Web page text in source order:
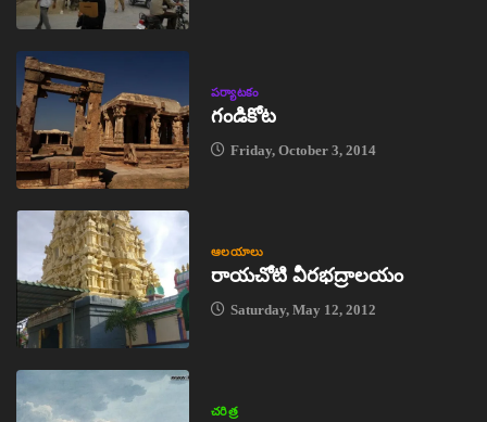
పర్యాటకం
గండికోట
Friday, October 3, 2014
ఆలయాలు
రాయచోటి వీరభద్రాలయం
Saturday, May 12, 2012
చరిత్ర